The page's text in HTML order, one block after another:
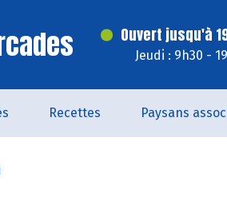
Ouvert jusqu'à
Jeudi : 9h30 -
Recettes Paysans